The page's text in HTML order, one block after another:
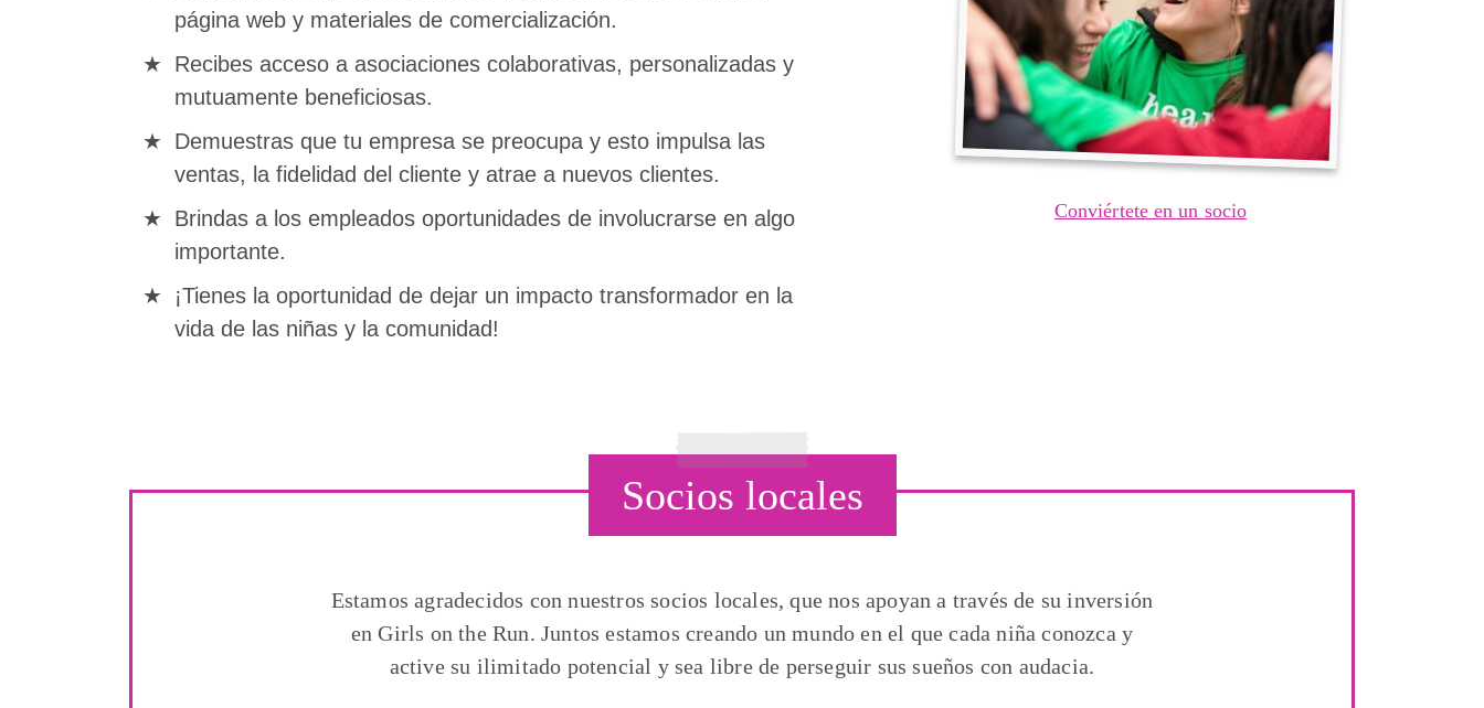
página web y materiales de comercialización.
Recibes acceso a asociaciones colaborativas, personalizadas y
mutuamente beneficiosas.
Demuestras que tu empresa se preocupa y esto impulsa las
ventas, la fidelidad del cliente y atrae a nuevos clientes.
Brindas a los empleados oportunidades de involucrarse en algo
importante.
¡Tienes la oportunidad de dejar un impacto transformador en la
vida de las niñas y la comunidad!
Conviértete en un socio
Socios locales
Estamos agradecidos con nuestros socios locales, que nos apoyan a través de su inversión
en Girls on the Run. Juntos estamos creando un mundo en el que cada niña conozca y
active su ilimitado potencial y sea libre de perseguir sus sueños con audacia.